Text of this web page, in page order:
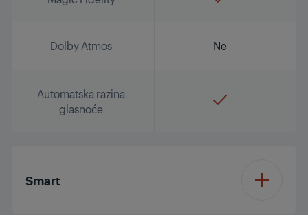
Dolby Atmos Ne
Automatska razina
glasnoće
Smart